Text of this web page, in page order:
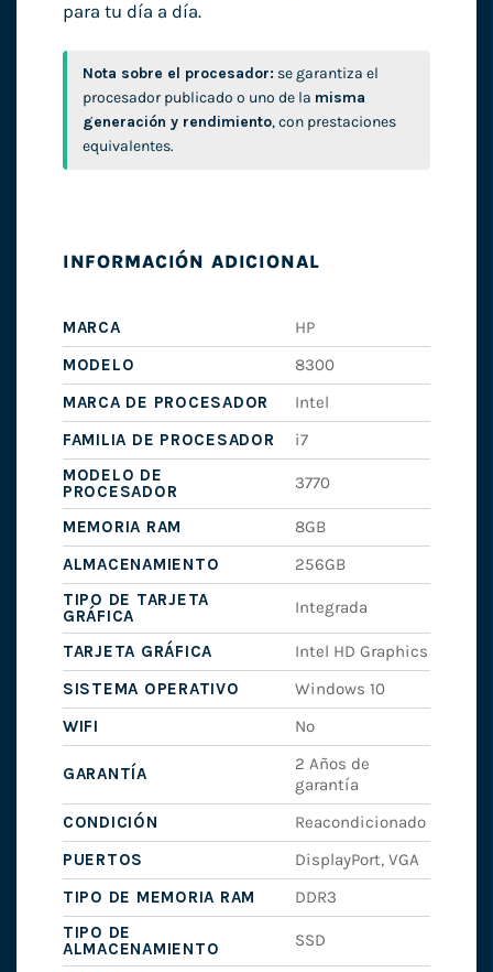
para tu día a día.
Nota sobre el procesador: se garantiza el
procesador publicado o uno de la misma
generación y rendimiento, con prestaciones
equivalentes.
INFORMACIÓN ADICIONAL
MARCA
HP
MODELO
8300
MARCA DE PROCESADOR
Intel
FAMILIA DE PROCESADOR
i7
MODELO DE
PROCESADOR
3770
MEMORIA RAM
8GB
ALMACENAMIENTO
256GB
TIPO DE TARJETA
GRÁFICA
Integrada
TARJETA GRÁFICA
Intel HD Graphics
SISTEMA OPERATIVO
Windows 10
WIFI
No
GARANTÍA
2 Años de
garantía
CONDICIÓN
Reacondicionado
PUERTOS
DisplayPort, VGA
TIPO DE MEMORIA RAM
DDR3
TIPO DE
ALMACENAMIENTO
SSD